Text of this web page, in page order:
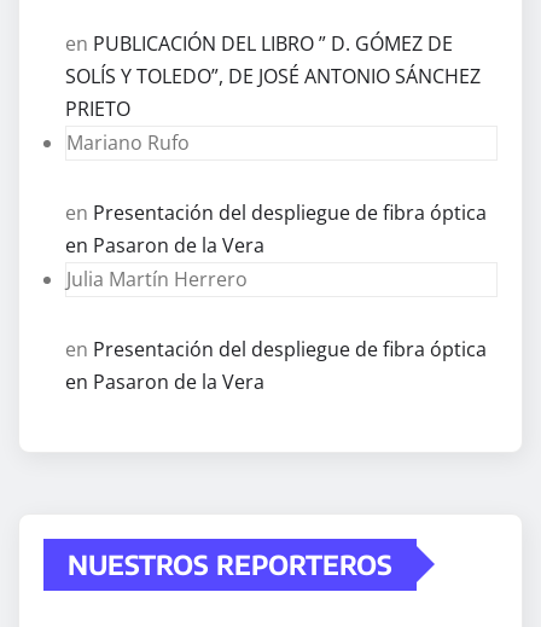
en PUBLICACIÓN DEL LIBRO ” D. GÓMEZ DE
SOLÍS Y TOLEDO”, DE JOSÉ ANTONIO SÁNCHEZ
PRIETO
Mariano Rufo
en Presentación del despliegue de fibra óptica
en Pasaron de la Vera
Julia Martín Herrero
en Presentación del despliegue de fibra óptica
en Pasaron de la Vera
NUESTROS REPORTEROS